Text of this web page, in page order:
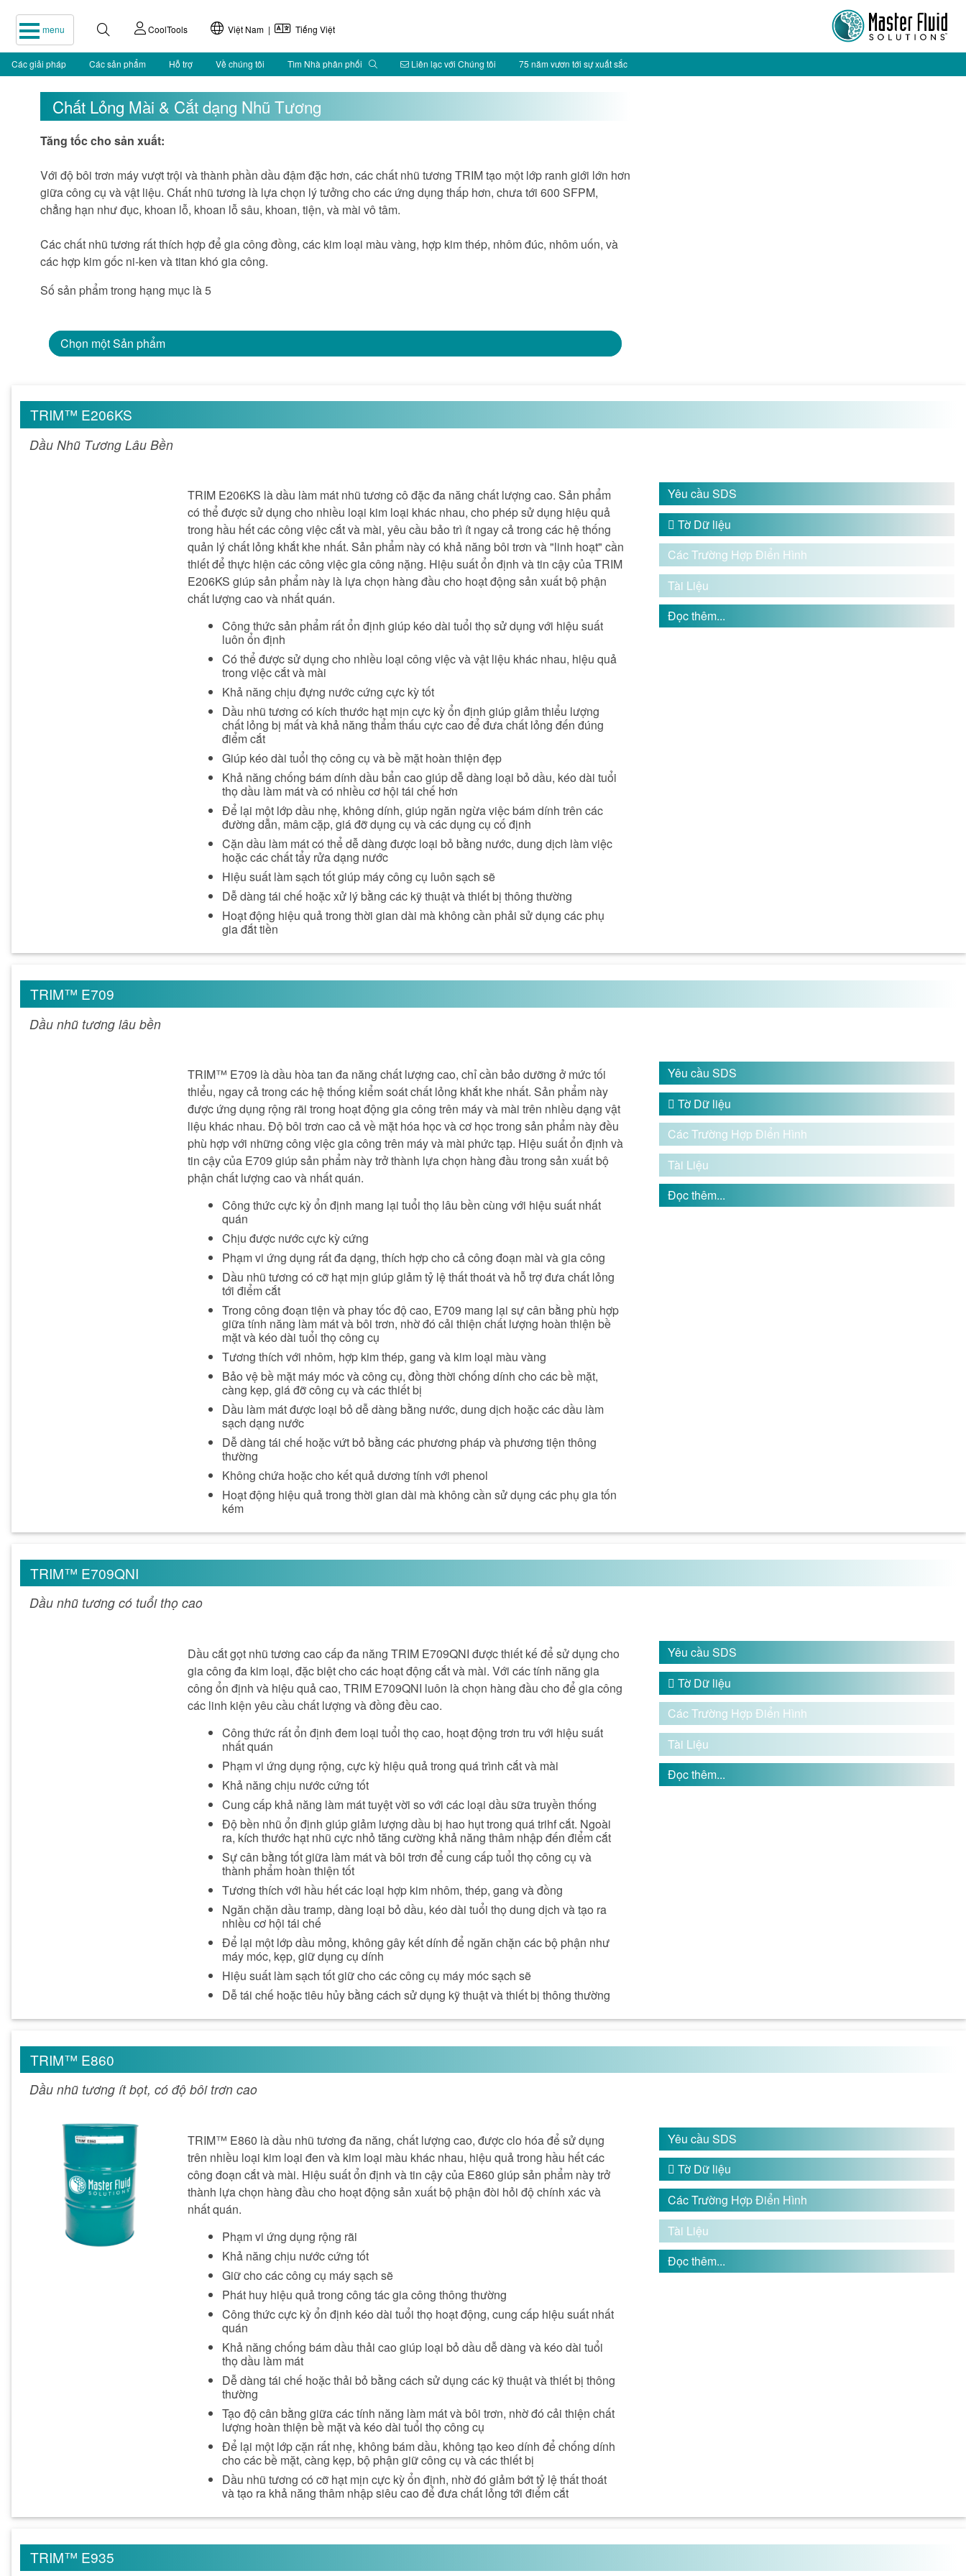
menu CoolTools Việt Nam | Tiếng Việt
Các giải pháp Các sản phẩm Hỗ trợ Về chúng tôi Tìm Nhà phân phối Liên lạc với Chúng tôi 75 năm vươn tới sự xuất sắc
Chất Lỏng Mài & Cắt dạng Nhũ Tương
Tăng tốc cho sản xuất:
Với độ bôi trơn máy vượt trội và thành phần dầu đậm đặc hơn, các chất nhũ tương TRIM tạo một lớp ranh giới lớn hơn
giữa công cụ và vật liệu. Chất nhũ tương là lựa chọn lý tưởng cho các ứng dụng thấp hơn, chưa tới 600 SFPM,
chẳng hạn như đục, khoan lỗ, khoan lỗ sâu, khoan, tiện, và mài vô tâm.
Các chất nhũ tương rất thích hợp để gia công đồng, các kim loại màu vàng, hợp kim thép, nhôm đúc, nhôm uốn, và
các hợp kim gốc ni-ken và titan khó gia công.
Số sản phẩm trong hạng mục là 5
Chọn một Sản phẩm
TRIM™ E206KS
Dầu Nhũ Tương Lâu Bền
TRIM E206KS là dầu làm mát nhũ tương cô đặc đa năng chất lượng cao. Sản phẩm
có thể được sử dụng cho nhiều loại kim loại khác nhau, cho phép sử dụng hiệu quả
trong hầu hết các công việc cắt và mài, yêu cầu bảo trì ít ngay cả trong các hệ thống
quản lý chất lỏng khắt khe nhất. Sản phẩm này có khả năng bôi trơn và "linh hoạt" cần
thiết để thực hiện các công việc gia công nặng. Hiệu suất ổn định và tin cậy của TRIM
E206KS giúp sản phẩm này là lựa chọn hàng đầu cho hoạt động sản xuất bộ phận
chất lượng cao và nhất quán.
Công thức sản phẩm rất ổn định giúp kéo dài tuổi thọ sử dụng với hiệu suất
luôn ổn định
Có thể được sử dụng cho nhiều loại công việc và vật liệu khác nhau, hiệu quả
trong việc cắt và mài
Khả năng chịu đựng nước cứng cực kỳ tốt
Dầu nhũ tương có kích thước hạt mịn cực kỳ ổn định giúp giảm thiểu lượng
chất lỏng bị mất và khả năng thẩm thấu cực cao để đưa chất lỏng đến đúng
điểm cắt
Giúp kéo dài tuổi thọ công cụ và bề mặt hoàn thiện đẹp
Khả năng chống bám dính dầu bẩn cao giúp dễ dàng loại bỏ dầu, kéo dài tuổi
thọ dầu làm mát và có nhiều cơ hội tái chế hơn
Để lại một lớp dầu nhẹ, không dính, giúp ngăn ngừa việc bám dính trên các
đường dẫn, mâm cặp, giá đỡ dụng cụ và các dụng cụ cố định
Cặn dầu làm mát có thể dễ dàng được loại bỏ bằng nước, dung dịch làm việc
hoặc các chất tẩy rửa dạng nước
Hiệu suất làm sạch tốt giúp máy công cụ luôn sạch sẽ
Dễ dàng tái chế hoặc xử lý bằng các kỹ thuật và thiết bị thông thường
Hoạt động hiệu quả trong thời gian dài mà không cần phải sử dụng các phụ
gia đắt tiền
Yêu cầu SDS
 Tờ Dữ liệu
Các Trường Hợp Điển Hình
Tài Liệu
Đọc thêm...
TRIM™ E709
Dầu nhũ tương lâu bền
TRIM™ E709 là dầu hòa tan đa năng chất lượng cao, chỉ cần bảo dưỡng ở mức tối
thiểu, ngay cả trong các hệ thống kiểm soát chất lỏng khắt khe nhất. Sản phẩm này
được ứng dụng rộng rãi trong hoạt động gia công trên máy và mài trên nhiều dạng vật
liệu khác nhau. Độ bôi trơn cao cả về mặt hóa học và cơ học trong sản phẩm này đều
phù hợp với những công việc gia công trên máy và mài phức tạp. Hiệu suất ổn định và
tin cậy của E709 giúp sản phẩm này trở thành lựa chọn hàng đầu trong sản xuất bộ
phận chất lượng cao và nhất quán.
Công thức cực kỳ ổn định mang lại tuổi thọ lâu bền cùng với hiệu suất nhất
quán
Chịu được nước cực kỳ cứng
Phạm vi ứng dụng rất đa dạng, thích hợp cho cả công đoạn mài và gia công
Dầu nhũ tương có cỡ hạt mịn giúp giảm tỷ lệ thất thoát và hỗ trợ đưa chất lỏng
tới điểm cắt
Trong công đoạn tiện và phay tốc độ cao, E709 mang lại sự cân bằng phù hợp
giữa tính năng làm mát và bôi trơn, nhờ đó cải thiện chất lượng hoàn thiện bề
mặt và kéo dài tuổi thọ công cụ
Tương thích với nhôm, hợp kim thép, gang và kim loại màu vàng
Bảo vệ bề mặt máy móc và công cụ, đồng thời chống dính cho các bề mặt,
càng kẹp, giá đỡ công cụ và các thiết bị
Dầu làm mát được loại bỏ dễ dàng bằng nước, dung dịch hoặc các dầu làm
sạch dạng nước
Dễ dàng tái chế hoặc vứt bỏ bằng các phương pháp và phương tiện thông
thường
Không chứa hoặc cho kết quả dương tính với phenol
Hoạt động hiệu quả trong thời gian dài mà không cần sử dụng các phụ gia tốn
kém
Yêu cầu SDS
 Tờ Dữ liệu
Các Trường Hợp Điển Hình
Tài Liệu
Đọc thêm...
TRIM™ E709QNI
Dầu nhũ tương có tuổi thọ cao
Dầu cắt gọt nhũ tương cao cấp đa năng TRIM E709QNI được thiết kế để sử dụng cho
gia công đa kim loại, đặc biệt cho các hoạt động cắt và mài. Với các tính năng gia
công ổn định và hiệu quả cao, TRIM E709QNI luôn là chọn hàng đầu cho để gia công
các linh kiện yêu cầu chất lượng và đồng đều cao.
Công thức rất ổn định đem loại tuổi thọ cao, hoạt động trơn tru với hiệu suất
nhất quán
Phạm vi ứng dụng rộng, cực kỳ hiệu quả trong quá trình cắt và mài
Khả năng chịu nước cứng tốt
Cung cấp khả năng làm mát tuyệt vời so với các loại dầu sữa truyền thống
Độ bền nhũ ổn định giúp giảm lượng dầu bị hao hụt trong quá trihf cắt. Ngoài
ra, kích thước hạt nhũ cực nhỏ tăng cường khả năng thâm nhập đến điểm cắt
Sự cân bằng tốt giữa làm mát và bôi trơn để cung cấp tuổi thọ công cụ và
thành phẩm hoàn thiện tốt
Tương thích với hầu hết các loại hợp kim nhôm, thép, gang và đồng
Ngăn chặn dầu tramp, dàng loại bỏ dầu, kéo dài tuổi thọ dung dịch và tạo ra
nhiều cơ hội tái chế
Để lại một lớp dầu mỏng, không gây kết dính để ngăn chặn các bộ phận như
máy móc, kẹp, giữ dụng cụ dính
Hiệu suất làm sạch tốt giữ cho các công cụ máy móc sạch sẽ
Dễ tái chế hoặc tiêu hủy bằng cách sử dụng kỹ thuật và thiết bị thông thường
Yêu cầu SDS
 Tờ Dữ liệu
Các Trường Hợp Điển Hình
Tài Liệu
Đọc thêm...
TRIM™ E860
Dầu nhũ tương ít bọt, có độ bôi trơn cao
TRIM™ E860 là dầu nhũ tương đa năng, chất lượng cao, được clo hóa để sử dụng
trên nhiều loại kim loại đen và kim loại màu khác nhau, hiệu quả trong hầu hết các
công đoạn cắt và mài. Hiệu suất ổn định và tin cậy của E860 giúp sản phẩm này trở
thành lựa chọn hàng đầu cho hoạt động sản xuất bộ phận đòi hỏi độ chính xác và
nhất quán.
Phạm vi ứng dụng rộng rãi
Khả năng chịu nước cứng tốt
Giữ cho các công cụ máy sạch sẽ
Phát huy hiệu quả trong công tác gia công thông thường
Công thức cực kỳ ổn định kéo dài tuổi thọ hoạt động, cung cấp hiệu suất nhất
quán
Khả năng chống bám dầu thải cao giúp loại bỏ dầu dễ dàng và kéo dài tuổi
thọ dầu làm mát
Dễ dàng tái chế hoặc thải bỏ bằng cách sử dụng các kỹ thuật và thiết bị thông
thường
Tạo độ cân bằng giữa các tính năng làm mát và bôi trơn, nhờ đó cải thiện chất
lượng hoàn thiện bề mặt và kéo dài tuổi thọ công cụ
Để lại một lớp cặn rất nhẹ, không bám dầu, không tạo keo dính để chống dính
cho các bề mặt, càng kẹp, bộ phận giữ công cụ và các thiết bị
Dầu nhũ tương có cỡ hạt mịn cực kỳ ổn định, nhờ đó giảm bớt tỷ lệ thất thoát
và tạo ra khả năng thâm nhập siêu cao để đưa chất lỏng tới điểm cắt
Yêu cầu SDS
 Tờ Dữ liệu
Các Trường Hợp Điển Hình
Tài Liệu
Đọc thêm...
TRIM™ E935